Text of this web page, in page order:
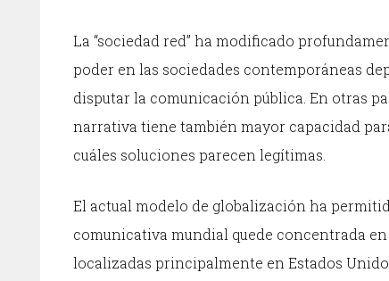
La “sociedad red” ha modificado
poder en las sociedades contemporáneas
disputar la comunicación pública. En otras
narrativa tiene también mayor capacidad
cuáles soluciones parecen legítimas.
El actual modelo de globalización ha
comunicativa mundial quede concentrada
localizadas principalmente en Estados